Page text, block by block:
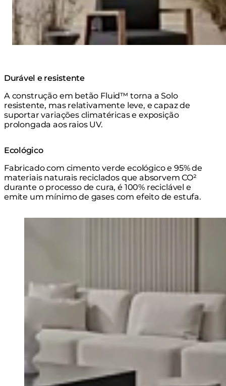
Durável e resistente
A construção em betão Fluid™ torna a Solo
resistente, mas relativamente leve, e capaz de
suportar variações climatéricas e exposição
prolongada aos raios UV.
Ecológico
Fabricado com cimento verde ecológico e 95% de
materiais naturais reciclados que absorvem CO²
durante o processo de cura, é 100% reciclável e
emite um mínimo de gases com efeito de estufa.